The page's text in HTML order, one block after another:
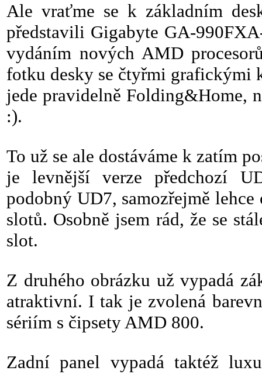
Ale vraťme se k základním
představili Gigabyte GA-
vydáním nových AMD
fotku desky se čtyřmi grafickými
jede pravidelně Folding&Home,
:).
To už se ale dostáváme k zatím
je levnější verze předchozí
podobný UD7, samozřejmě
slotů. Osobně jsem rád, že se
slot.
Z druhého obrázku už vypadá
atraktivní. I tak je zvolená
sériím s čipsety AMD 800.
Zadní panel vypadá taktéž